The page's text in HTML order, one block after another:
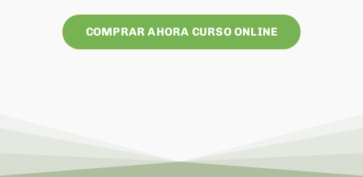
COMPRAR AHORA CURSO ONLINE